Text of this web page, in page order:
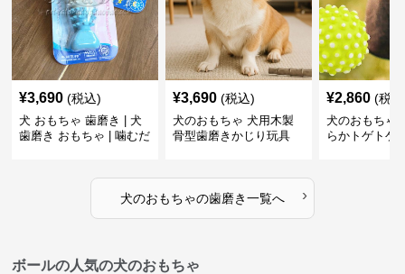
¥3,690 (税込)
犬 おもちゃ 歯磨き | 犬
歯磨き おもちゃ | 噛むだ
¥3,690 (税込)
犬のおもちゃ 犬用木製
骨型歯磨きかじり玩具
¥2,860 (税
犬のおもちゃ
らかトゲトゲ
犬のおもちゃの歯磨き一覧へ ›
ボールの人気の犬のおもちゃ